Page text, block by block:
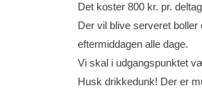
Det koster 800 kr. pr.
Der vil blive serveret
eftermiddagen alle dage.
Vi skal i udgangspunktet
Husk drikkedunk! Der er